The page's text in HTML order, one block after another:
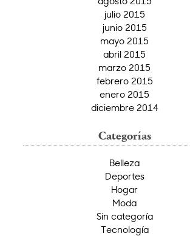
julio 2015
junio 2015
mayo 2015
abril 2015
marzo 2015
febrero 2015
enero 2015
diciembre 2014
Categorías
Belleza
Deportes
Hogar
Moda
Sin categoría
Tecnología